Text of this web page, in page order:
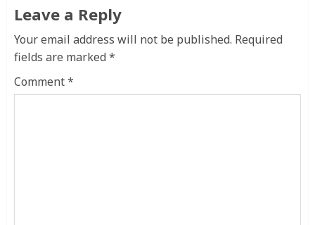
Leave a Reply
Your email address will not be published. Required
fields are marked *
Comment*